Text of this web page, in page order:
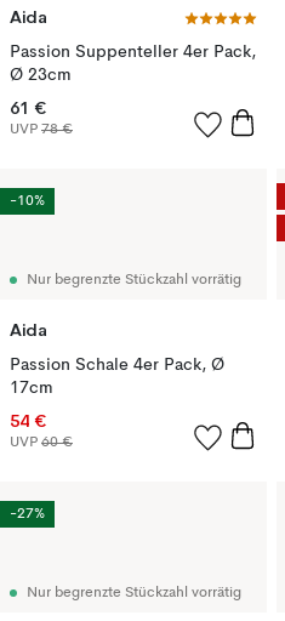
Aida
Passion Suppenteller 4er Pack,
Ø 23cm
61 €
UVP 78 €
Nur begrenzte Stückzahl vorrätig
Aida
Passion Schale 4er Pack, Ø
17cm
54 €
UVP 60 €
-10%
Nur begrenzte Stückzahl vorrätig
-27%